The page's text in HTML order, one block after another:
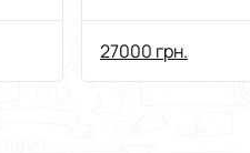
27000 грн.